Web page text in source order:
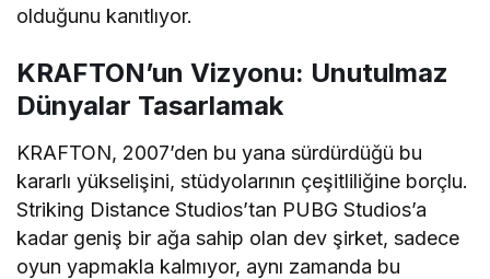
olduğunu kanıtlıyor.
KRAFTON’un Vizyonu: Unutulmaz
Dünyalar Tasarlamak
KRAFTON, 2007’den bu yana sürdürdüğü bu
kararlı yükselişini, stüdyolarının çeşitliliğine borçlu.
Striking Distance Studios’tan PUBG Studios’a
kadar geniş bir ağa sahip olan dev şirket, sadece
oyun yapmakla kalmıyor, aynı zamanda bu